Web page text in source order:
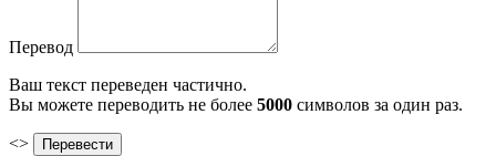
Перевод
Ваш текст переведен частично.
Вы можете переводить не более 5000 символов за один раз.
<>